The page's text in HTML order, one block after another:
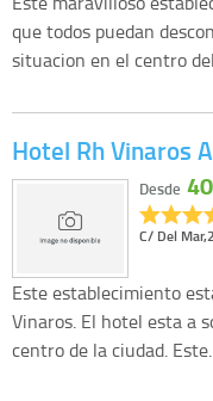
que todos puedan
situacion en el centro
Hotel Rh Vinaros
C/ Del Mar,2
Desde
Este establecimiento
Vinaros. El hotel esta a
centro de la ciudad.